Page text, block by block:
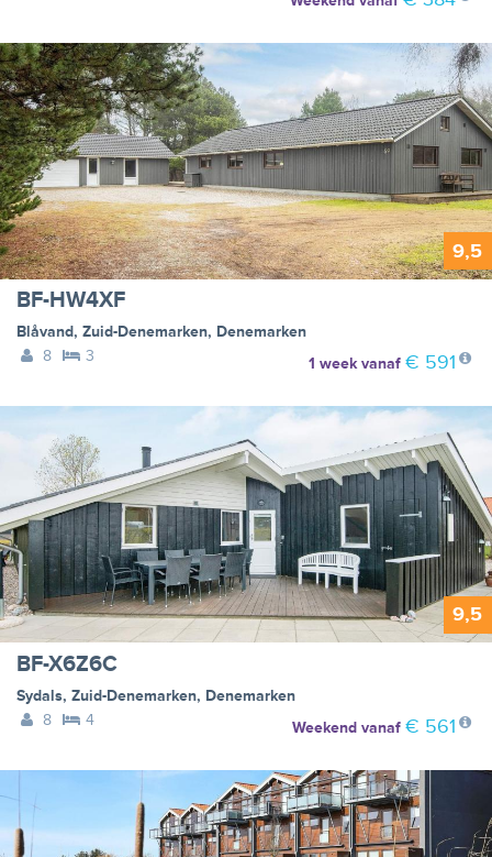
9,5
BF-HW4XF
Blåvand, Zuid-Denemarken, Denemarken
8
3 1 weekvanaf € 591
9,5
BF-X6Z6C
Sydals, Zuid-Denemarken, Denemarken
8
4 Weekendvanaf € 561